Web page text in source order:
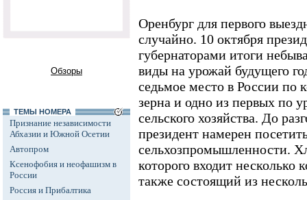
Обзоры
ТЕМЫ НОМЕРА
Признание независимости
Абхазии и Южной Осетии
Автопром
Ксенофобия и неофашизм в
России
Россия и Прибалтика
Оренбург для первого
случайно. 10 октября
губернаторами итоги
виды на урожай будущего
седьмое место в России по
зерна и одно из первых по
сельского хозяйства. До
президент намерен
сельхозпромышленности.
которого входит несколько
также состоящий из